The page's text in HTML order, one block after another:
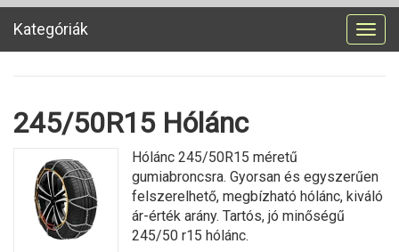
Kategóriák
245/50R15 Hólánc
Hólánc 245/50R15 méretű
gumiabroncsra. Gyorsan és egyszerűen
felszerelhető, megbízható hólánc, kiváló
ár-érték arány. Tartós, jó minőségű
245/50 r15 hólánc.